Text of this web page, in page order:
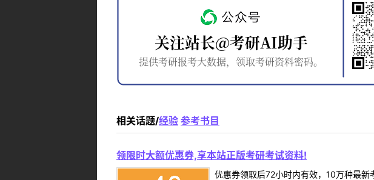
相关话题/经验 参考书目
领限时大额优惠券,享本站正版考研考试资料!
优惠券领取后72小时内有效，10万种最